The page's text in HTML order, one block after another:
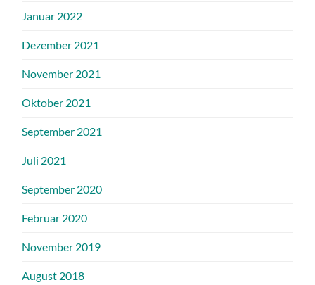
Januar 2022
Dezember 2021
November 2021
Oktober 2021
September 2021
Juli 2021
September 2020
Februar 2020
November 2019
August 2018